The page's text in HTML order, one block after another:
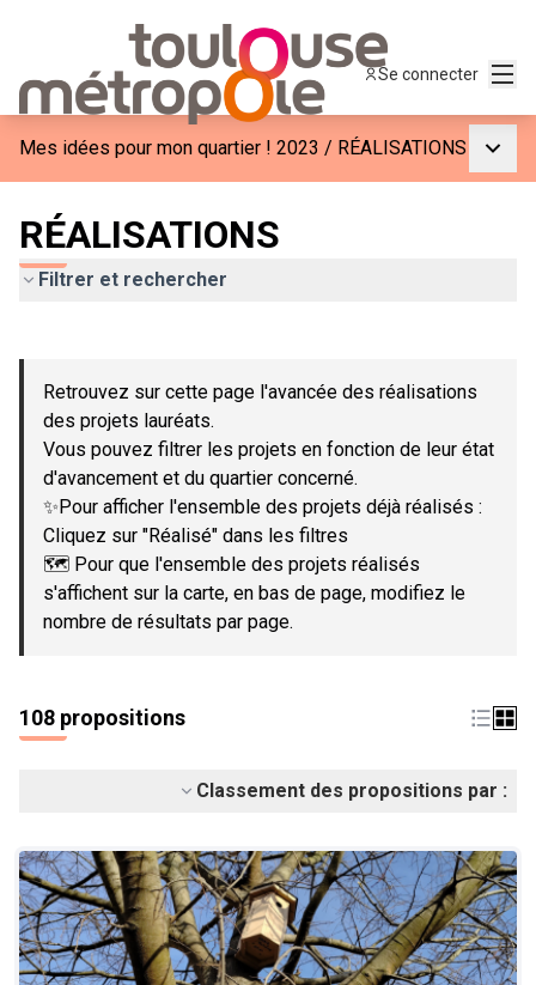
Se connecter
Mes idées pour mon quartier ! 2023 / RÉALISATIONS
RÉALISATIONS
Filtrer et rechercher
−
Retrouvez sur cette page l'avancée des réalisations
des projets lauréats.
Vous pouvez filtrer les projets en fonction de leur état
d'avancement et du quartier concerné.
✨Pour afficher l'ensemble des projets déjà réalisés :
Cliquez sur "Réalisé" dans les filtres
🗺️ Pour que l'ensemble des projets réalisés
s'affichent sur la carte, en bas de page, modifiez le
nombre de résultats par page.
108 propositions
Classement des propositions par :